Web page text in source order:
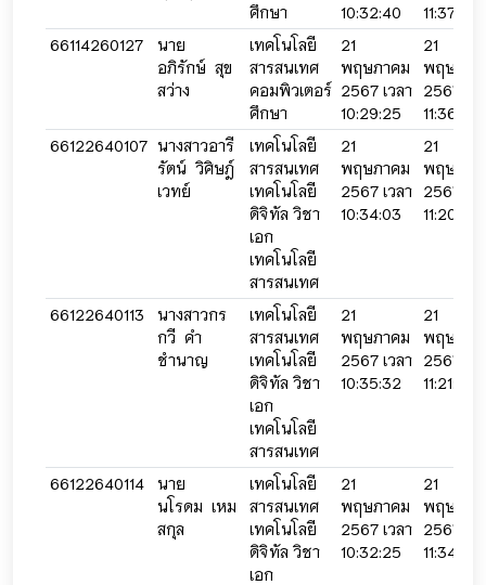
ศึกษา
10:32:40
11:37:32
66114260127
นาย
อภิรักษ์ สุข
สว่าง
เทคโนโลยี
สารสนเทศ
คอมพิวเตอร์
ศึกษา
21
พฤษภาคม
2567 เวลา
10:29:25
21
พฤษภาค
2567 เว
11:36:47
66122640107 นางสาวอารี
รัตน์ วิศิษฎ์
เวทย์
เทคโนโลยี
สารสนเทศ
เทคโนโลยี
ดิจิทัล วิชา
เอก
เทคโนโลยี
สารสนเทศ
21
พฤษภาคม
2567 เวลา
10:34:03
21
พฤษภาค
2567 เว
11:20:22
66122640113
นางสาวกร
กวี คำ
ชำนาญ
เทคโนโลยี
สารสนเทศ
เทคโนโลยี
ดิจิทัล วิชา
เอก
เทคโนโลยี
สารสนเทศ
21
พฤษภาคม
2567 เวลา
10:35:32
21
พฤษภาค
2567 เว
11:21:34
66122640114
นาย
นโรดม เหม
สกุล
เทคโนโลยี
สารสนเทศ
เทคโนโลยี
ดิจิทัล วิชา
เอก
21
พฤษภาคม
2567 เวลา
10:32:25
21
พฤษภาค
2567 เว
11:34:34